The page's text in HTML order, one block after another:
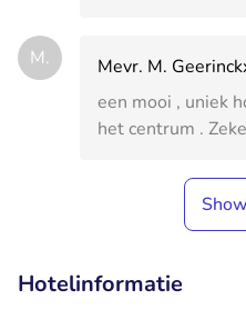
M.
Mevr. M.
een mooi , uniek
het centrum .
Hotelinformatie